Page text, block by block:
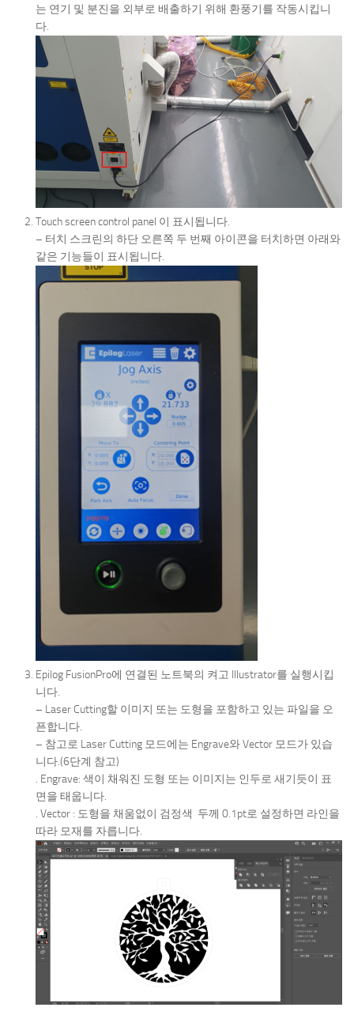
는 연기 및 분진을 외부로 배출하기 위해 환풍기를 작동시킵니
다.
Touch screen control panel 이 표시됩니다.
– 터치 스크린의 하단 오른쪽 두 번째 아이콘을 터치하면 아래와
같은 기능들이 표시됩니다.
Epilog FusionPro에 연결된 노트북의 켜고 Illustrator를 실행시킵
니다.
– Laser Cutting할 이미지 또는 도형을 포함하고 있는 파일을 오
픈합니다.
– 참고로 Laser Cutting 모드에는 Engrave와 Vector 모드가 있습
니다.(6단계 참고)
. Engrave: 색이 채워진 도형 또는 이미지는 인두로 새기듯이 표
면을 태웁니다.
. Vector : 도형을 채움없이 검정색 두께 0.1pt로 설정하면 라인을
따라 모재를 자릅니다.